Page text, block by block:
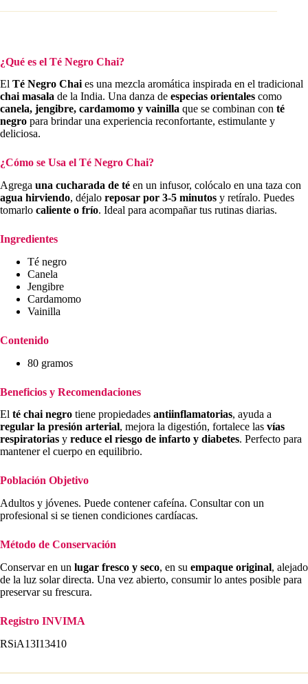
¿Qué es el Té Negro Chai?
El Té Negro Chai es una mezcla aromática inspirada en el tradicional
chai masala de la India. Una danza de especias orientales como
canela, jengibre, cardamomo y vainilla que se combinan con té
negro para brindar una experiencia reconfortante, estimulante y
deliciosa.
¿Cómo se Usa el Té Negro Chai?
Agrega una cucharada de té en un infusor, colócalo en una taza con
agua hirviendo, déjalo reposar por 3-5 minutos y retíralo. Puedes
tomarlo caliente o frío. Ideal para acompañar tus rutinas diarias.
Ingredientes
Té negro
Canela
Jengibre
Cardamomo
Vainilla
Contenido
80 gramos
Beneficios y Recomendaciones
El té chai negro tiene propiedades antiinflamatorias, ayuda a
regular la presión arterial, mejora la digestión, fortalece las vías
respiratorias y reduce el riesgo de infarto y diabetes. Perfecto para
mantener el cuerpo en equilibrio.
Población Objetivo
Adultos y jóvenes. Puede contener cafeína. Consultar con un
profesional si se tienen condiciones cardíacas.
Método de Conservación
Conservar en un lugar fresco y seco, en su empaque original, alejado
de la luz solar directa. Una vez abierto, consumir lo antes posible para
preservar su frescura.
Registro INVIMA
RSiA13I13410